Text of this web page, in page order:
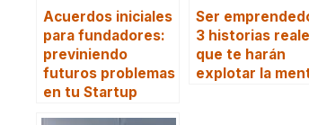
Acuerdos iniciales
para fundadores:
previniendo
futuros problemas
en tu Startup
Ser
3 historias
que te harán
explotar la